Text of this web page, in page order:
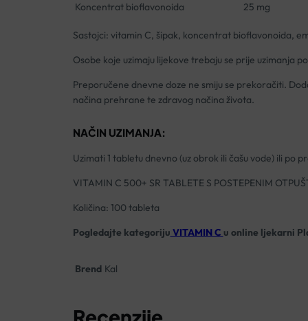
Koncentrat bioflavonoida
25 mg
Sastojci: vitamin C, šipak, koncentrat bioflavonoida,
Osobe koje uzimaju lijekove trebaju se prije uzimanja
Preporučene dnevne doze ne smiju se prekoračiti.
načina prehrane te zdravog načina života.
NAČIN UZIMANJA:
Uzimati 1 tabletu dnevno (uz obrok ili čašu vode) ili po
VITAMIN C 500+ SR TABLETE S POSTEPENIM
Količina: 100 tableta
Pogledajte kategoriju VITAMIN C u online ljekarni
Brend Kal